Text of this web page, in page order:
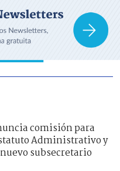
comisión para
Administrativo y
subsecretario